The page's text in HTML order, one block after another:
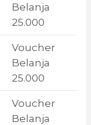
Belanja
25.000
Voucher
Belanja
25.000
Voucher
Belanja